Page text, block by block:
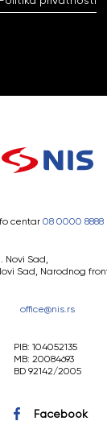
centar 08 0000 8888
Novi Sad,
Sad, Narodnog
office@nis.rs
PIB: 104052135
MB: 20084693
BD 92142/2005
Facebook